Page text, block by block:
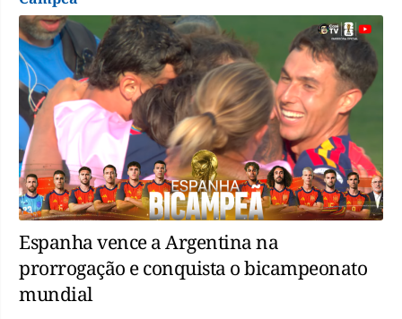
Espanha vence a Argentina na
prorrogação e conquista o bicampeonato
mundial